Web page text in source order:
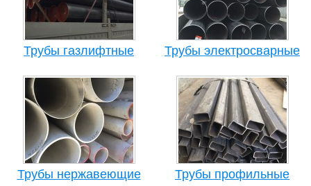
Трубы газлифтные Трубы электросварные
Трубы нержавеющие Трубы профильные